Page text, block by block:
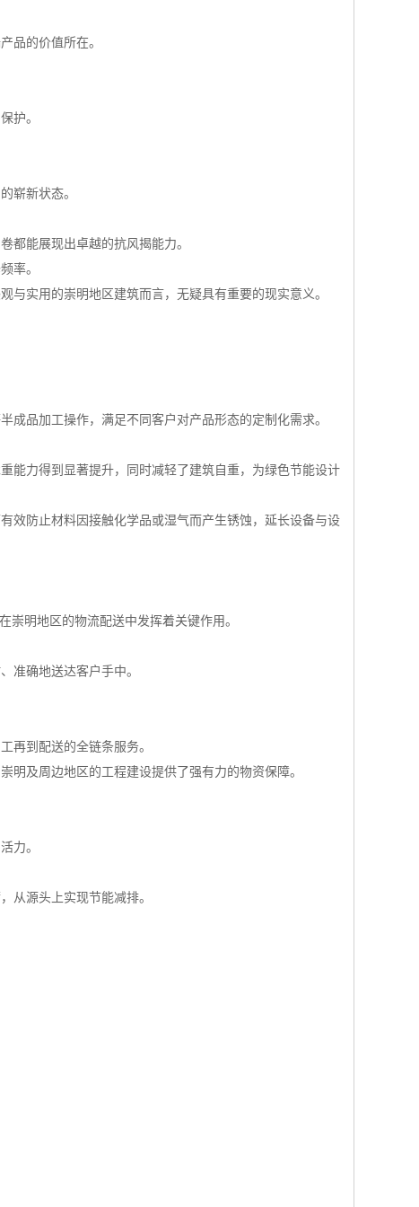
品的价值所在。
护。
崭新状态。
都能展现出卓越的抗风揭能力。
率。
与实用的崇明地区建筑而言，无疑具有重要的现实意义。
成品加工操作，满足不同客户对产品形态的定制化需求。
能力得到显著提升，同时减轻了建筑自重，为绿色节能设计
效防止材料因接触化学品或湿气而产生锈蚀，延长设备与设
崇明地区的物流配送中发挥着关键作用。
准确地送达客户手中。
再到配送的全链条服务。
明及周边地区的工程建设提供了强有力的物资保障。
力。
从源头上实现节能减排。